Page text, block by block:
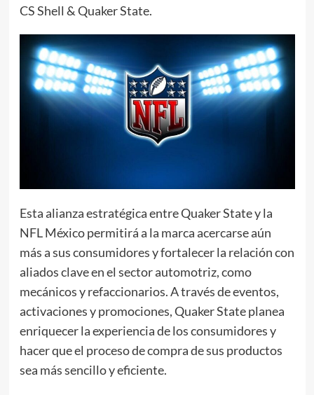
CS Shell & Quaker State.
Esta alianza estratégica entre Quaker State y la
NFL México permitirá a la marca acercarse aún
más a sus consumidores y fortalecer la relación con
aliados clave en el sector automotriz, como
mecánicos y refaccionarios. A través de eventos,
activaciones y promociones, Quaker State planea
enriquecer la experiencia de los consumidores y
hacer que el proceso de compra de sus productos
sea más sencillo y eficiente.